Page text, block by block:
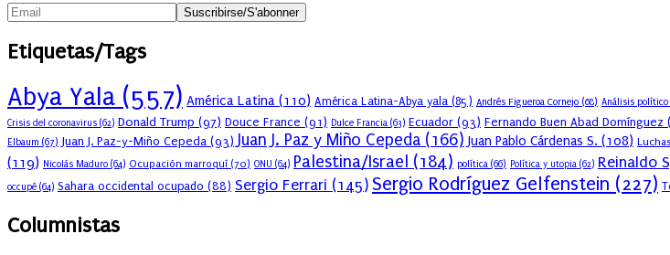
Etiquetas/Tags
Abya Yala (557) América Latina (110) América Latina-Abya yala (85) Andrés Figueroa Cornejo (68) Análisis político
Crisis del coronavirus (62) Donald Trump (97) Douce France (91) Dulce Francia (63) Ecuador (93) Fernando Buen Abad Domínguez
Elbaum (67) Juan J. Paz-y-Miño Cepeda (93) Juan J. Paz y Miño Cepeda (166) Juan Pablo Cárdenas S. (108)
(119) Nicolás Maduro (64) Ocupación marroquí (70) ONU (64) Palestina/Israel (184) política (66) Política y utopia (62) Reinaldo
occupé (64) Sahara occidental ocupado (88) Sergio Ferrari (145) Sergio Rodríguez Gelfenstein (227)
Columnistas